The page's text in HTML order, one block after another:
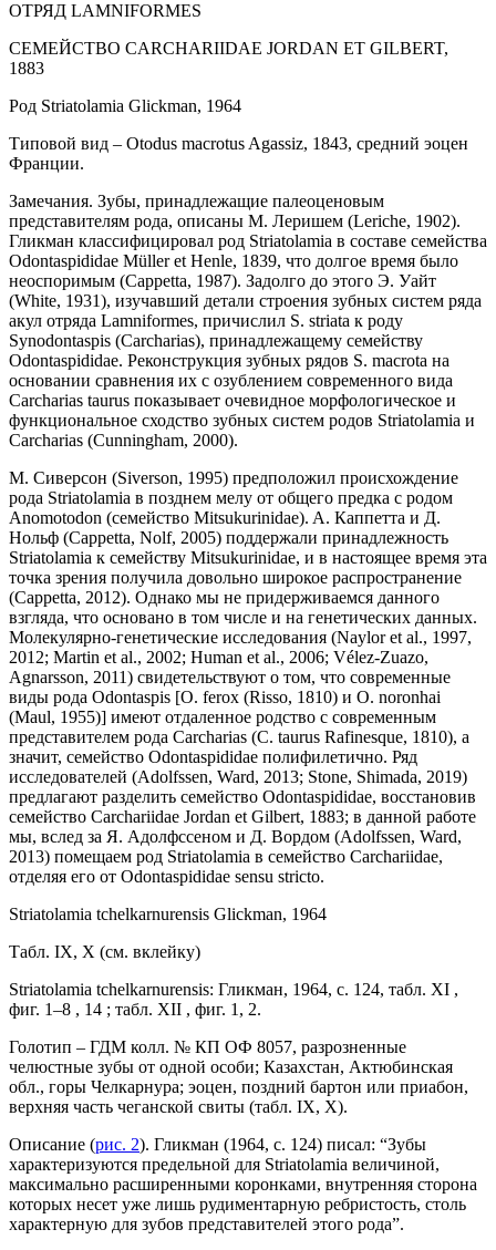
ОТРЯД LAMNIFORMES
СЕМЕЙСТВО CARCHARIIDAE JORDAN ET GILBERT,
1883
Род Striatolamia Glickman, 1964
Типовой вид – Otodus macrotus Agassiz, 1843, cредний эоцен
Франции.
Замечания. Зубы, принадлежащие палеоценовым
представителям рода, описаны М. Леришем (Leriche, 1902).
Гликман классифицировал род Striatolamia в составе семейства
Odontaspididae Müller et Henle, 1839, что долгое время было
неоспоримым (Cappetta, 1987). Задолго до этого Э. Уайт
(White, 1931), изучавший детали строения зубных систем ряда
акул отряда Lamniformes, причислил S. striata к роду
Synodontaspis (Carcharias), принадлежащему семейству
Odontaspididae. Реконструкция зубных рядов S. macrota на
основании сравнения их с озублением современного вида
Carcharias taurus показывает очевидное морфологическое и
функциональное сходство зубных систем родов Striatolamia и
Carcharias (Cunningham, 2000).
М. Сиверсон (Siverson, 1995) предположил происхождение
рода Striatolamia в позднем мелу от общего предка с родом
Anomotodon (семейство Mitsukurinidae). A. Каппетта и Д.
Нольф (Cappetta, Nolf, 2005) поддержали принадлежность
Striatolamia к семейству Mitsukurinidae, и в настоящее время эта
точка зрения получила довольно широкое распространение
(Cappetta, 2012). Однако мы не придерживаемся данного
взгляда, что основано в том числе и на генетических данных.
Молекулярно-генетические исследования (Naylor et al., 1997,
2012; Martin et al., 2002; Human et al., 2006; Vélez-Zuazo,
Agnarsson, 2011) свидетельствуют о том, что современные
виды рода Odontaspis [O. ferox (Risso, 1810) и O. noronhai
(Maul, 1955)] имеют отдаленное родство с современным
представителем рода Carcharias (C. taurus Rafinesque, 1810), а
значит, семейство Odontaspididae полифилетично. Ряд
исследователей (Adolfssen, Ward, 2013; Stone, Shimada, 2019)
предлагают разделить семейство Odontaspididae, восстановив
семейство Carchariidae Jordan et Gilbert, 1883; в данной работе
мы, вслед за Я. Адолфссеном и Д. Вордом (Adolfssen, Ward,
2013) помещаем род Striatolamia в семейство Carchariidae,
отделяя его от Odontaspididae sensu stricto.
Striatolamia tchelkarnurensis Glickman, 1964
Табл. IX, X (см. вклейку)
Striatolamia tchelkarnurensis: Гликман, 1964, c. 124, табл. XI ,
фиг. 1–8 , 14 ; табл. XII , фиг. 1, 2.
Голотип – ГДМ колл. № КП ОФ 8057, разрозненные
челюстные зубы от одной особи; Казахстан, Актюбинская
обл., горы Челкарнура; эоцен, поздний бартон или приабон,
верхняя часть чеганской свиты (табл. IX, X).
Описание (рис. 2). Гликман (1964, с. 124) писал: “Зубы
характеризуются предельной для Striatolamia величиной,
максимально расширенными коронками, внутренняя сторона
которых несет уже лишь рудиментарную ребристость, столь
характерную для зубов представителей этого рода”.